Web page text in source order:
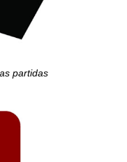
partidas